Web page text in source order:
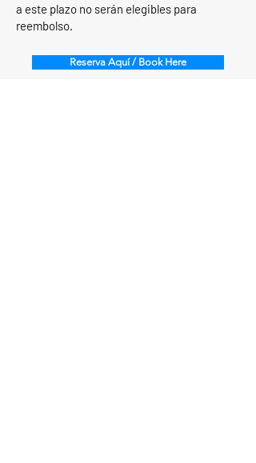
a este plazo no serán elegibles para
reembolso.
Reserva Aquí / Book Here